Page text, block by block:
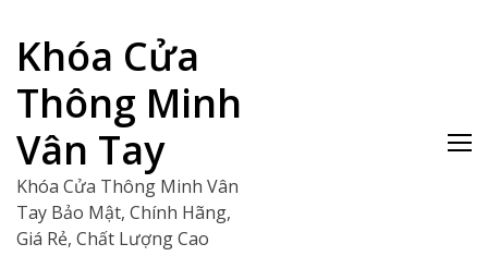
content
Khóa Cửa
Thông Minh
Vân Tay
Khóa Cửa Thông Minh Vân
Tay Bảo Mật, Chính Hãng,
Giá Rẻ, Chất Lượng Cao